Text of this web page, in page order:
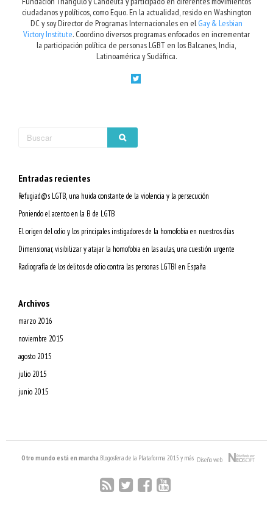
ciudadanos y políticos, como Equo. En la actualidad, resido en Washington
DC y soy Director de Programas Internacionales en elGay & Lesbian
Victory Institute. Coordino diversos programas enfocados en incrementar
la participación política de personas LGBT en los Balcanes, India,
Latinoamérica y Sudáfrica.
Entradas recientes
Refugiad@s LGTB, una huida constante de la violencia y la persecución
Poniendo el acento en la B de LGTB
El origen del odio y los principales instigadores de la homofobia en nuestros días
Dimensionar, visibilizar y atajar la homofobia en las aulas, una cuestión urgente
Radiografía de los delitos de odio contra las personas LGTBI en España
Archivos
marzo 2016
noviembre 2015
agosto 2015
julio 2015
junio 2015
Otro mundo está en marcha. Blogosfera de la Plataforma 2015 y más Diseño web